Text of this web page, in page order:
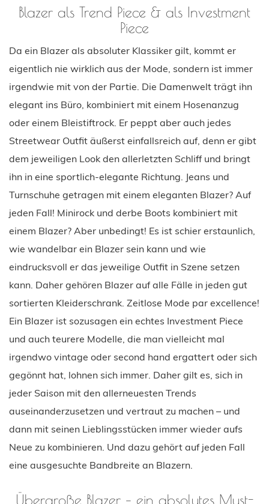
Blazer als Trend Piece & als Investment
Piece
Da ein Blazer als absoluter Klassiker gilt, kommt er
eigentlich nie wirklich aus der Mode, sondern ist immer
irgendwie mit von der Partie. Die Damenwelt trägt ihn
elegant ins Büro, kombiniert mit einem Hosenanzug
oder einem Bleistiftrock. Er peppt aber auch jedes
Streetwear Outfit äußerst einfallsreich auf, denn er gibt
dem jeweiligen Look den allerletzten Schliff und bringt
ihn in eine sportlich-elegante Richtung. Jeans und
Turnschuhe getragen mit einem eleganten Blazer? Auf
jeden Fall! Minirock und derbe Boots kombiniert mit
einem Blazer? Aber unbedingt! Es ist schier erstaunlich,
wie wandelbar ein Blazer sein kann und wie
eindrucksvoll er das jeweilige Outfit in Szene setzen
kann. Daher gehören Blazer auf alle Fälle in jeden gut
sortierten Kleiderschrank. Zeitlose Mode par excellence!
Ein Blazer ist sozusagen ein echtes Investment Piece
und auch teurere Modelle, die man vielleicht mal
irgendwo vintage oder second hand ergattert oder sich
gegönnt hat, lohnen sich immer. Daher gilt es, sich in
jeder Saison mit den allerneuesten Trends
auseinanderzusetzen und vertraut zu machen – und
dann mit seinen Lieblingsstücken immer wieder aufs
Neue zu kombinieren. Und dazu gehört auf jeden Fall
eine ausgesuchte Bandbreite an Blazern.
Übergroße Blazer – ein absolutes Must-